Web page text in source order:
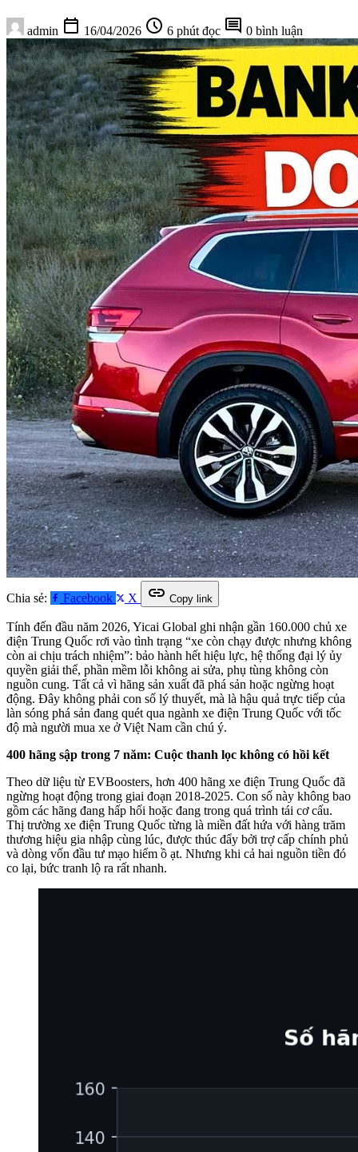
admin calendar_today 16/04/2026 schedule 6 phút đọc comment 0 bình luận
Chia sẻ: Facebook X link Copy link
Tính đến đầu năm 2026, Yicai Global ghi nhận gần 160.000 chủ xe
điện Trung Quốc rơi vào tình trạng “xe còn chạy được nhưng không
còn ai chịu trách nhiệm”: bảo hành hết hiệu lực, hệ thống đại lý ủy
quyền giải thể, phần mềm lỗi không ai sửa, phụ tùng không còn
nguồn cung. Tất cả vì hãng sản xuất đã phá sản hoặc ngừng hoạt
động. Đây không phải con số lý thuyết, mà là hậu quả trực tiếp của
làn sóng phá sản đang quét qua ngành xe điện Trung Quốc với tốc
độ mà người mua xe ở Việt Nam cần chú ý.
400 hãng sập trong 7 năm: Cuộc thanh lọc không có hồi kết
Theo dữ liệu từ EVBoosters, hơn 400 hãng xe điện Trung Quốc đã
ngừng hoạt động trong giai đoạn 2018-2025. Con số này không bao
gồm các hãng đang hấp hối hoặc đang trong quá trình tái cơ cấu.
Thị trường xe điện Trung Quốc từng là miền đất hứa với hàng trăm
thương hiệu gia nhập cùng lúc, được thúc đẩy bởi trợ cấp chính phủ
và dòng vốn đầu tư mạo hiểm ồ ạt. Nhưng khi cả hai nguồn tiền đó
co lại, bức tranh lộ ra rất nhanh.